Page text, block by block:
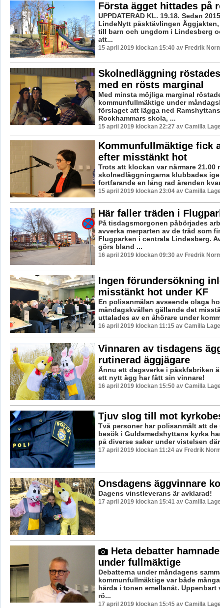
Första ägget hittades på
UPPDATERAD KL. 19.18. Sedan
LindeNytt påsktävlingen
till barn och ungdom i Lindesberg
att...
15 april 2019 klockan 15:40 av Fredrik
Skolnedläggning
med en rösts marginal
Med minsta möjliga marginal
kommunfullmäktige under
förslaget att lägga ned
Rockhammars skola, ...
15 april 2019 klockan 22:27 av Camilla
Kommunfullmäktige fick
efter misstänkt hot
Trots att klockan var närmare 21.00
skolnedläggningarna klubbades
fortfarande en lång rad ärenden
15 april 2019 klockan 23:04 av Camilla
Här faller träden i
På tisdagsmorgonen påbörjades
avverka merparten av de träd som
Flugparken i centrala Lindesberg.
görs bland ...
16 april 2019 klockan 09:30 av Fredrik
Ingen förundersökning
misstänkt hot under KF
En polisanmälan avseende olaga
måndagskvällen gällande det
uttalades av en åhörare under
16 april 2019 klockan 11:15 av Camilla
Vinnaren av tisdagens
rutinerad äggjägare
Ännu ett dagsverke i påskfabriken
ett nytt ägg har fått sin vinnare!
16 april 2019 klockan 15:50 av Camilla
Tjuv slog till mot
Två personer har polisanmält att de
besök i Guldsmedshyttans kyrka
på diverse saker under vistelsen
17 april 2019 klockan 11:24 av Fredrik
Onsdagens äggvinnare
Dagens vinstleverans är avklarad!
17 april 2019 klockan 15:41 av Camilla
Heta debatter
under fullmäktige
Debatterna under måndagens
kommunfullmäktige var både
hårda i tonen emellanåt. Uppenbart
rö...
17 april 2019 klockan 15:45 av Camilla